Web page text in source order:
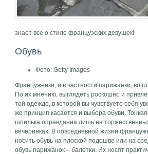
знает все о стиле французских девушек!
Обувь
Фото: Getty Images
Француженки, и в частности парижанки, во
По их мнению, выглядеть роскошно и
той одежде, в которой вы чувствуете себя
же принцип касается и выбора обуви.
шпилька оправданна лишь на
вечеринках. В повседневной жизни
носить обувь на плоской подошве или на
обувь парижанок – балетки. Их носят